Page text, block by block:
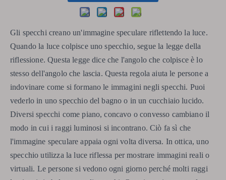
Gli specchi creano un'immagine speculare riflettendo la luce.
Quando la luce colpisce uno specchio, segue la legge della
riflessione. Questa legge dice che l'angolo che colpisce è lo
stesso dell'angolo che lascia. Questa regola aiuta le persone a
indovinare come si formano le immagini negli specchi. Puoi
vederlo in uno specchio del bagno o in un cucchiaio lucido.
Diversi specchi come piano, concavo o convesso cambiano il
modo in cui i raggi luminosi si incontrano. Ciò fa sì che
l'immagine speculare appaia ogni volta diversa. In ottica, uno
specchio utilizza la luce riflessa per mostrare immagini reali o
virtuali. Le persone si vedono ogni giorno perché molti raggi